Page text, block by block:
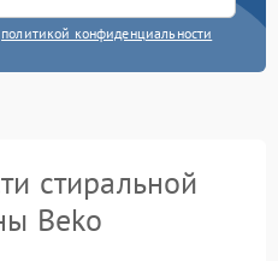
политикой конфиденциальности
стиральной
Beko